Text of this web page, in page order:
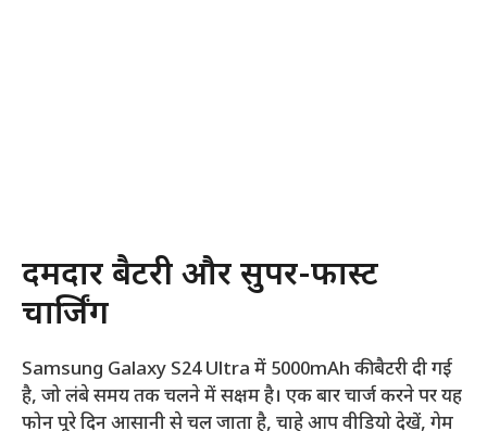
दमदार बैटरी और सुपर-फास्ट
चार्जिंग
Samsung Galaxy S24 Ultra में 5000mAh की बैटरी दी गई
है, जो लंबे समय तक चलने में सक्षम है। एक बार चार्ज करने पर यह
फोन पूरे दिन आसानी से चल जाता है, चाहे आप वीडियो देखें, गेम